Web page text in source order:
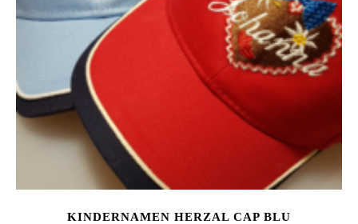
KINDERNAMEN HERZAL CAP BLU